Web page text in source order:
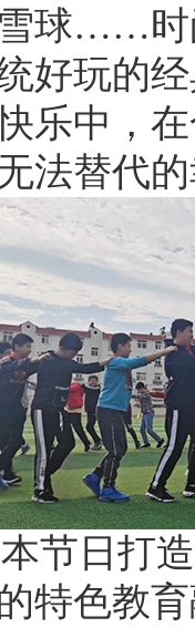
球……时
玩的经
乐中，
法替代
节日打
特色教